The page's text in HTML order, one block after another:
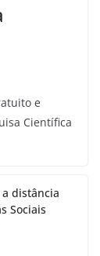
e
Científica
distância
Sociais